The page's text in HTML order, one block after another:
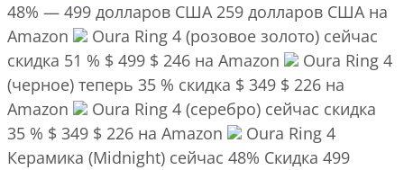
48% — 499 долларов США 259 долларов США на
Amazon
Oura Ring 4 (розовое золото) сейчас
скидка 51 % $ 499 $ 246 на Amazon
Oura Ring 4
(черное) теперь 35 % скидка $ 349 $ 226 на
Amazon
Oura Ring 4 (серебро) сейчас скидка
35 % $ 349 $ 226 на Amazon
Oura Ring 4
Керамика (Midnight) сейчас 48% Скидка 499